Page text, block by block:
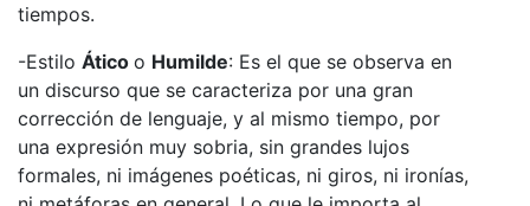
tiempos.
-Estilo Ático o Humilde: Es el que se observa en
un discurso que se caracteriza por una gran
corrección de lenguaje, y al mismo tiempo, por
una expresión muy sobria, sin grandes lujos
formales, ni imágenes poéticas, ni giros, ni ironías,